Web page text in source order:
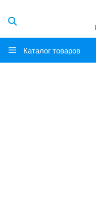
Каталог товаров